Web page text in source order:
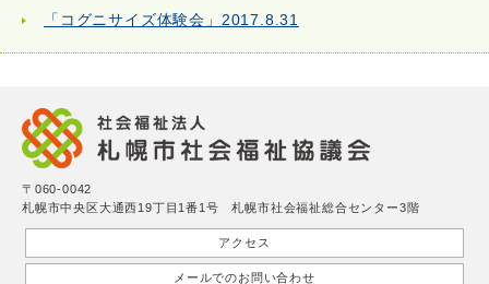
「コグニサイズ体験会」2017.8.31
〒060-0042
札幌市中央区大通西19丁目1番1号 札幌市社会福祉総合センター3階
アクセス
メールでのお問い合わせ